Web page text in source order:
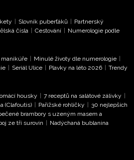
Slovník puberťáků
Partnerský
čísla Cestování
Numerologie podle
manikúře Minulé životy dle numerologie
Seriál Ulice Plavky na léto 2026
Trendy
housky 7 receptů na salátové zálivky
(Clafoutis)
Pařížské rohlíčky
30 nejlepších
brambory s uzeným masem a
ze tří surovin Nadýchaná bublanina